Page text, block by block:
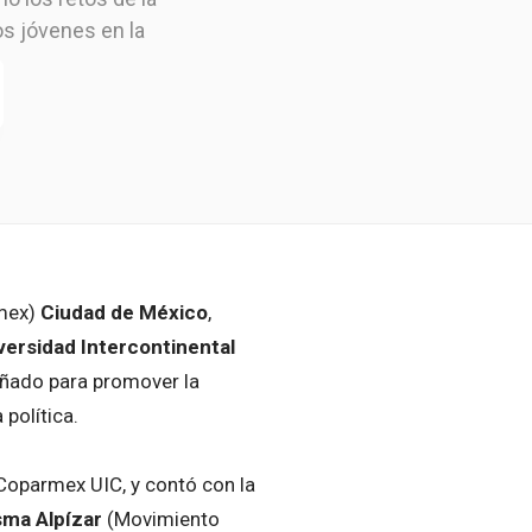
jóvenes en la
Ciudad de México,
Intercontinental
para promover la
política.
UIC, y contó con la
Alpízar (Movimiento